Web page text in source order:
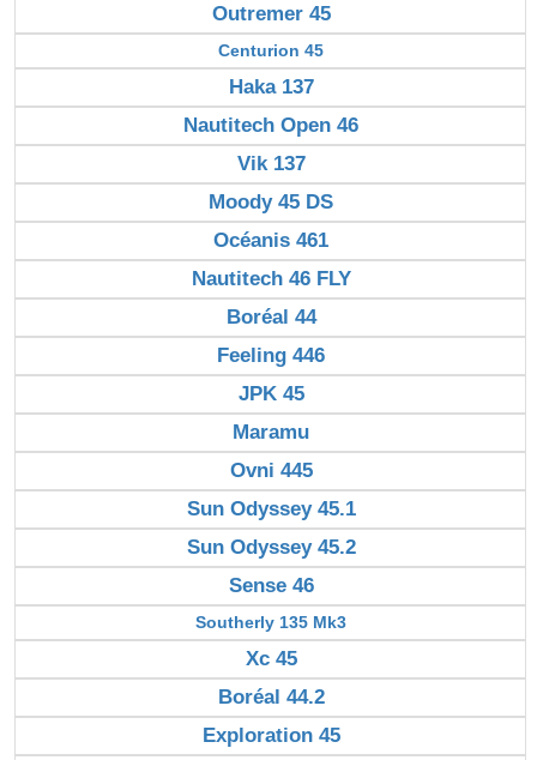
Outremer 45
Centurion 45
Haka 137
Nautitech Open 46
Vik 137
Moody 45 DS
Océanis 461
Nautitech 46 FLY
Boréal 44
Feeling 446
JPK 45
Maramu
Ovni 445
Sun Odyssey 45.1
Sun Odyssey 45.2
Sense 46
Southerly 135 Mk3
Xc 45
Boréal 44.2
Exploration 45